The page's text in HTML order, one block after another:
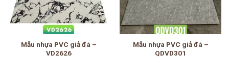
Mẫu nhựa PVC giả đá –
VD2626
Mẫu nhựa PVC giả đá –
QDVD301